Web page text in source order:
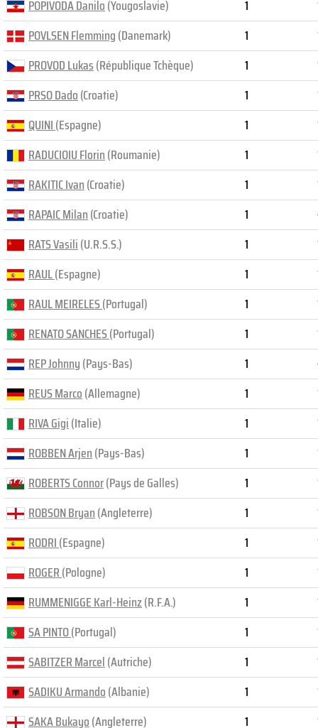
POPIVODA Danilo(Yougoslavie)
POVLSEN Flemming(Danemark)
PROVOD Lukas(République Tchèque)
PRSO Dado(Croatie)
QUINI(Espagne)
RADUCIOIU Florin(Roumanie)
RAKITIC Ivan(Croatie)
RAPAIC Milan(Croatie)
RATS Vasili(U.R.S.S.)
RAUL(Espagne)
RAUL MEIRELES(Portugal)
RENATO SANCHES(Portugal)
REP Johnny(Pays-Bas)
REUS Marco(Allemagne)
RIVA Gigi(Italie)
ROBBEN Arjen(Pays-Bas)
ROBERTS Connor(Pays de Galles)
ROBSON Bryan(Angleterre)
RODRI(Espagne)
ROGER(Pologne)
RUMMENIGGE Karl-Heinz(R.F.A.)
SA PINTO(Portugal)
SABITZER Marcel(Autriche)
SADIKU Armando(Albanie)
SAKA Bukayo(Angleterre)
1
1
1
1
1
1
1
1
1
1
1
1
1
1
1
1
1
1
1
1
1
1
1
1
1